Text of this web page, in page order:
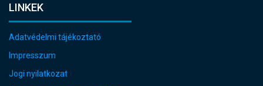
LINKEK
Adatvédelmi tájékoztató
Impresszum
Jogi nyilatkozat